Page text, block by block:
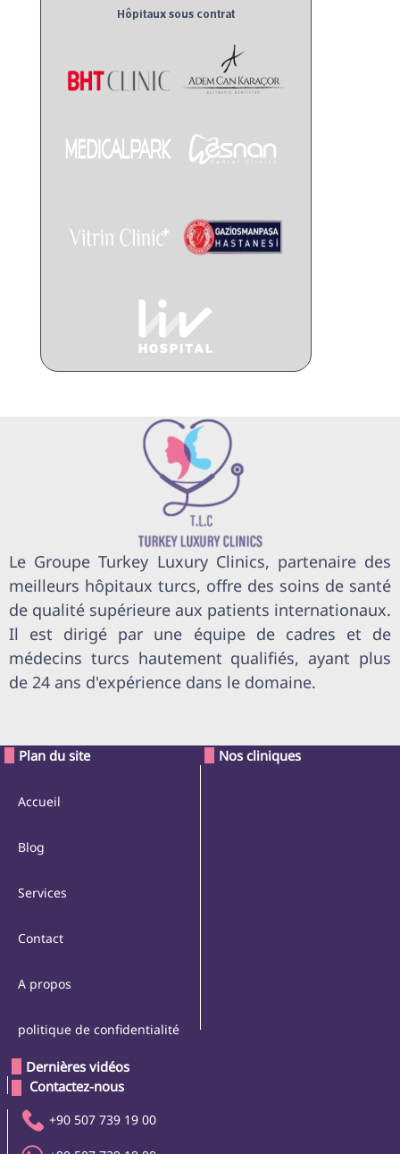
Hôpitaux sous contrat
Le Groupe Turkey Luxury Clinics, partenaire des
meilleurs hôpitaux turcs, offre des soins de santé
de qualité supérieure aux patients internationaux.
Il est dirigé par une équipe de cadres et de
médecins turcs hautement qualifiés, ayant plus
de 24 ans d'expérience dans le domaine.
Plan du site
Accueil
Blog
Services
Contact
A propos
politique de confidentialité
Nos cliniques
Dernières vidéos
Contactez-nous
+90 507 739 19 00